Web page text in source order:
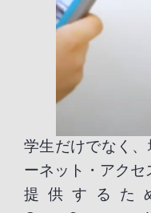
学生だけでなく
ーネット・アクセ
提供するた